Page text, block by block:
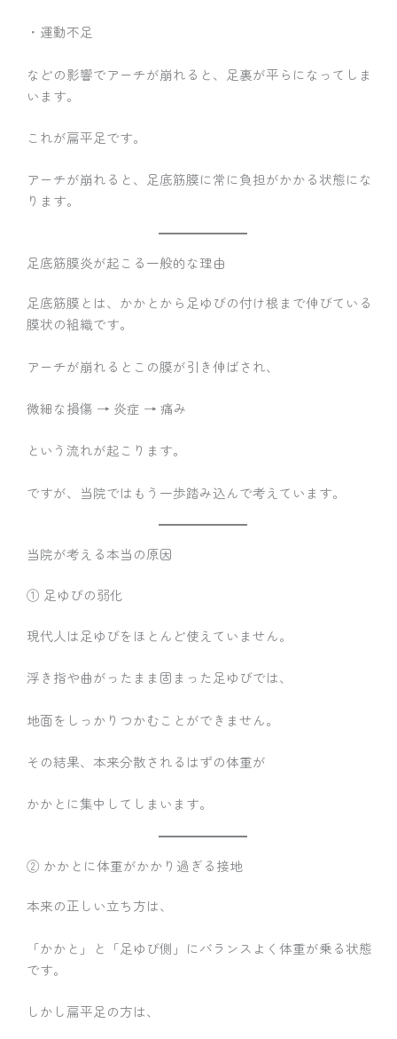
・運動不足
などの影響でアーチが崩れると、足裏が平らになってしま
います。
これが扁平足です。
アーチが崩れると、足底筋膜に常に負担がかかる状態にな
ります。
足底筋膜炎が起こる一般的な理由
足底筋膜とは、かかとから足ゆびの付け根まで伸びている
膜状の組織です。
アーチが崩れるとこの膜が引き伸ばされ、
微細な損傷 → 炎症 → 痛み
という流れが起こります。
ですが、当院ではもう一歩踏み込んで考えています。
当院が考える本当の原因
① 足ゆびの弱化
現代人は足ゆびをほとんど使えていません。
浮き指や曲がったまま固まった足ゆびでは、
地面をしっかりつかむことができません。
その結果、本来分散されるはずの体重が
かかとに集中してしまいます。
② かかとに体重がかかり過ぎる接地
本来の正しい立ち方は、
「かかと」と「足ゆび側」にバランスよく体重が乗る状態
です。
しかし扁平足の方は、